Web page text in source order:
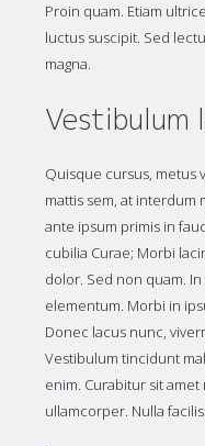
Proin quam. Etiam
luctus suscipit. Sed
magna.
Vestibulum
Quisque cursus, metus
mattis sem, at interdum
ante ipsum primis in
cubilia Curae; Morbi
dolor. Sed non quam.
elementum. Morbi in
Donec lacus nunc,
Vestibulum tincidunt
enim. Curabitur sit
ullamcorper. Nulla